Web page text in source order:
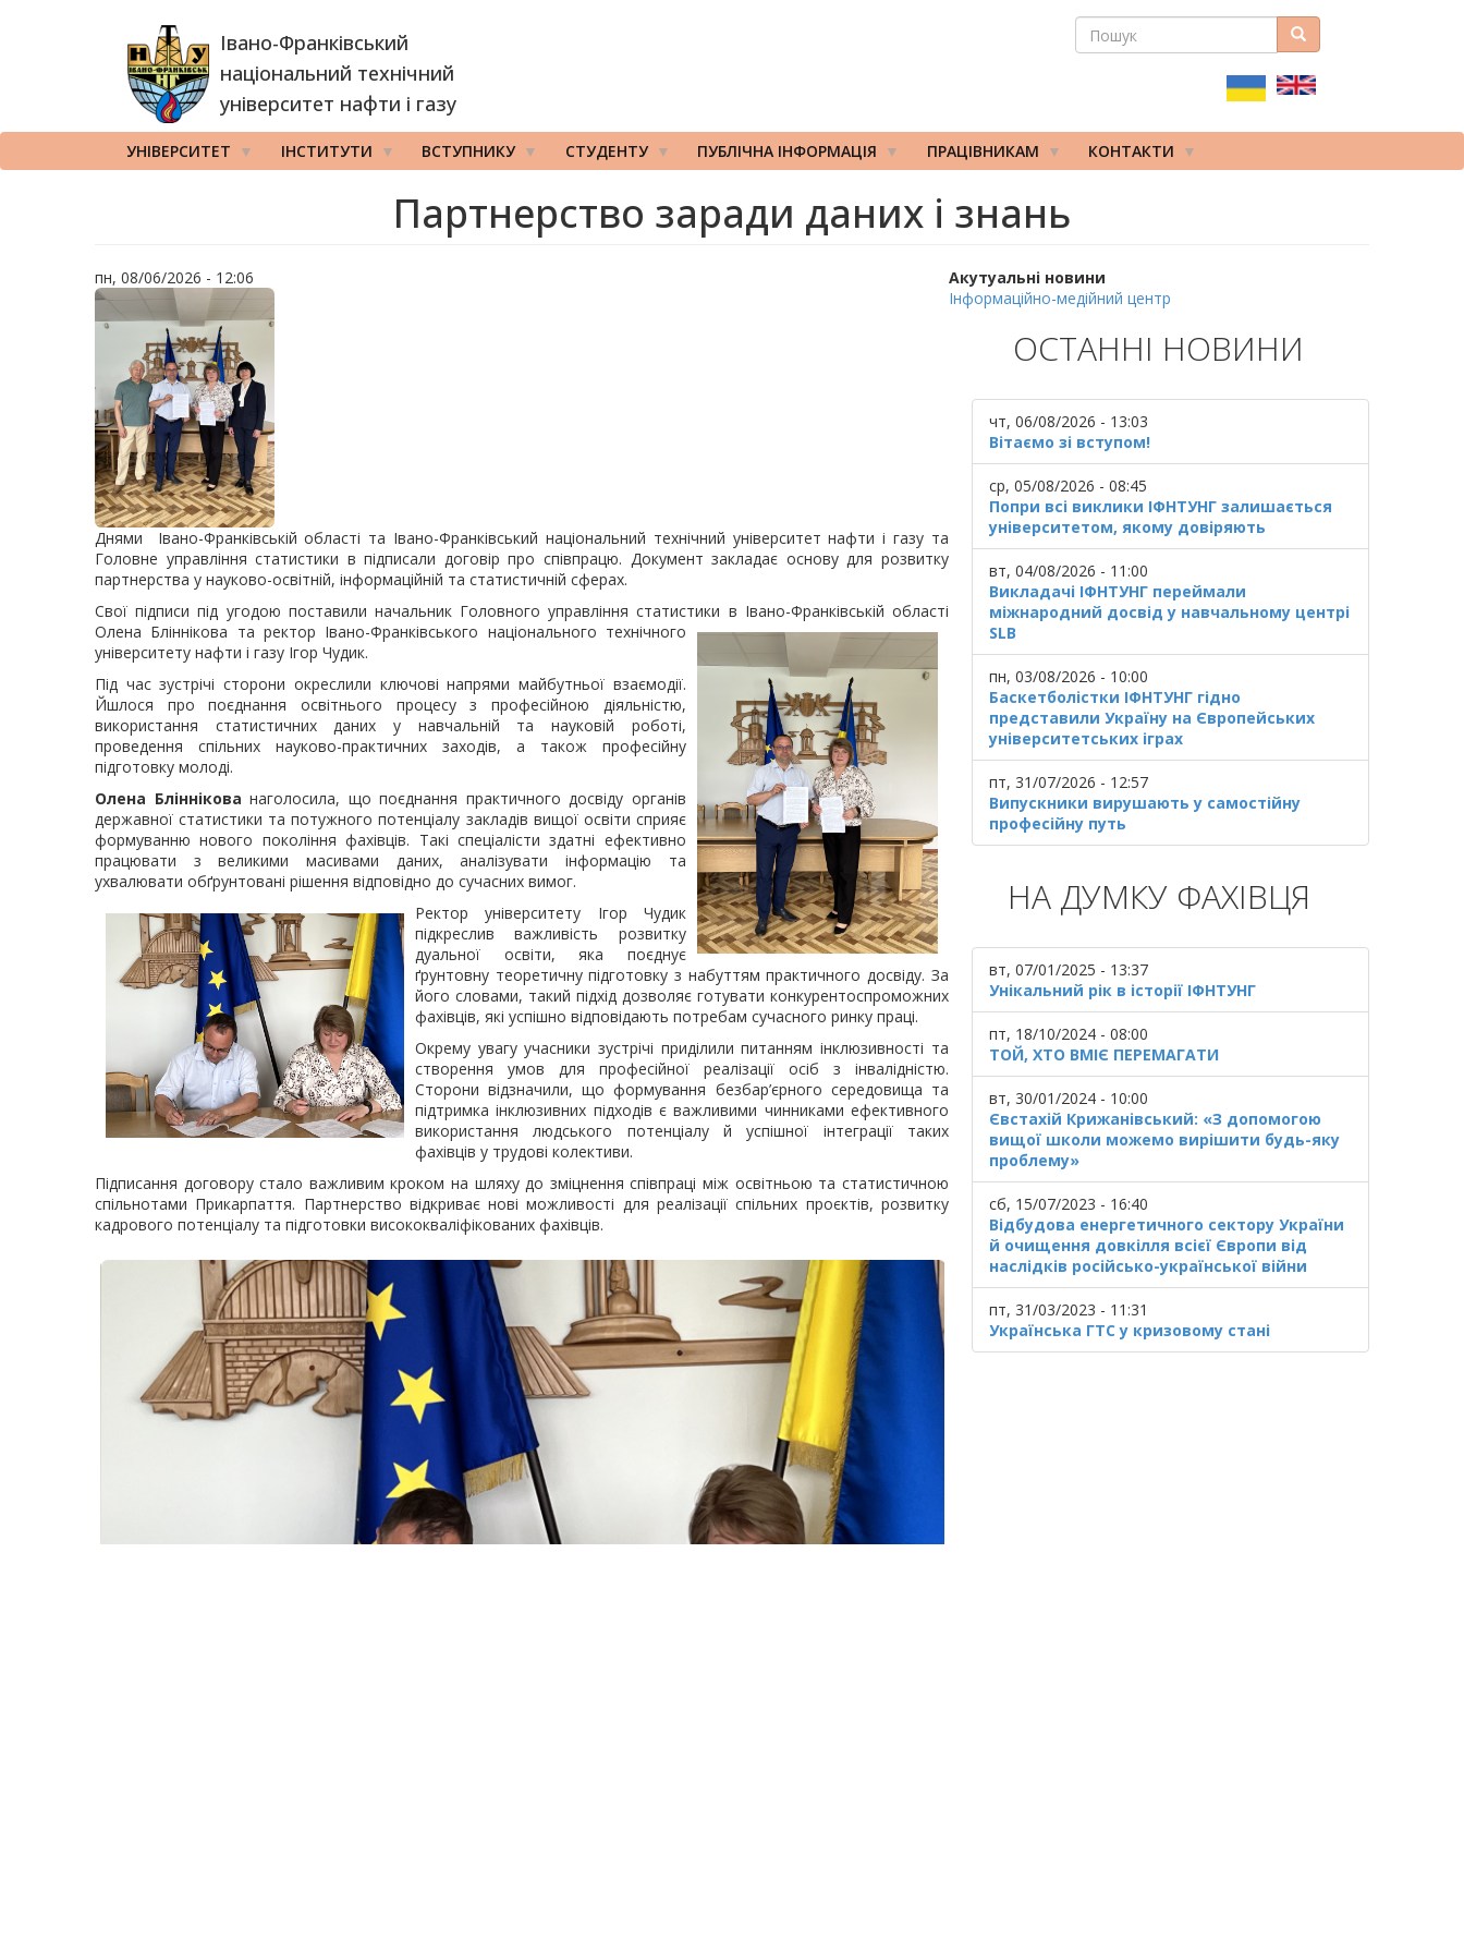
Івано-Франківський
національний технічний
університет нафти і газу
ПОШУКОВА
ПОШУК Пошук
УНІВЕРСИТЕТ ІНСТИТУТИ ВСТУПНИКУ СТУДЕНТУ ПУБЛІЧНА ІНФОРМАЦІЯ ПРАЦІВНИКАМ КОНТАКТИ
Партнерство заради даних і знань
пн, 08/06/2026 - 12:06
Днями Івано-Франківській області та Івано-Франківський національний технічний університет нафти і газу та
Головне управління статистики в підписали договір про співпрацю. Документ закладає основу для розвитку
партнерства у науково-освітній, інформаційній та статистичній сферах.
Свої підписи під угодою поставили начальник Головного управління статистики в Івано-Франківській області
Олена Бліннікова та ректор Івано-Франківського національного технічного
університету нафти і газу Ігор Чудик.
Під час зустрічі сторони окреслили ключові напрями майбутньої взаємодії.
Йшлося про поєднання освітнього процесу з професійною діяльністю,
використання статистичних даних у навчальній та науковій роботі,
проведення спільних науково-практичних заходів, а також професійну
підготовку молоді.
Олена Бліннікова наголосила, що поєднання практичного досвіду органів
державної статистики та потужного потенціалу закладів вищої освіти сприяє
формуванню нового покоління фахівців. Такі спеціалісти здатні ефективно
працювати з великими масивами даних, аналізувати інформацію та
ухвалювати обґрунтовані рішення відповідно до сучасних вимог.
Ректор університету Ігор Чудик
підкреслив важливість розвитку
дуальної освіти, яка поєднує
ґрунтовну теоретичну підготовку з набуттям практичного досвіду. За
його словами, такий підхід дозволяє готувати конкурентоспроможних
фахівців, які успішно відповідають потребам сучасного ринку праці.
Окрему увагу учасники зустрічі приділили питанням інклюзивності та
створення умов для професійної реалізації осіб з інвалідністю.
Сторони відзначили, що формування безбар’єрного середовища та
підтримка інклюзивних підходів є важливими чинниками ефективного
використання людського потенціалу й успішної інтеграції таких
фахівців у трудові колективи.
Підписання договору стало важливим кроком на шляху до зміцнення співпраці між освітньою та статистичною
спільнотами Прикарпаття. Партнерство відкриває нові можливості для реалізації спільних проєктів, розвитку
кадрового потенціалу та підготовки висококваліфікованих фахівців.
Акутуальні новини
Інформаційно-медійний центр
ОСТАННІ НОВИНИ
чт, 06/08/2026 - 13:03
Вітаємо зі вступом!
ср, 05/08/2026 - 08:45
Попри всі виклики ІФНТУНГ залишається
університетом, якому довіряють
вт, 04/08/2026 - 11:00
Викладачі ІФНТУНГ переймали
міжнародний досвід у навчальному центрі
SLB
пн, 03/08/2026 - 10:00
Баскетболістки ІФНТУНГ гідно
представили Україну на Європейських
університетських іграх
пт, 31/07/2026 - 12:57
Випускники вирушають у самостійну
професійну путь
НА ДУМКУ ФАХІВЦЯ
вт, 07/01/2025 - 13:37
Унікальний рік в історії ІФНТУНГ
пт, 18/10/2024 - 08:00
ТОЙ, ХТО ВМІЄ ПЕРЕМАГАТИ
вт, 30/01/2024 - 10:00
Євстахій Крижанівський: «З допомогою
вищої школи можемо вирішити будь-яку
проблему»
сб, 15/07/2023 - 16:40
Відбудова енергетичного сектору України
й очищення довкілля всієї Європи від
наслідків російсько-української війни
пт, 31/03/2023 - 11:31
Українська ГТС у кризовому стані